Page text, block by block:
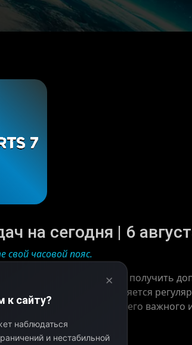
на сегодня | 6
часовой пояс.
«BT Sport 7 HD», а также получить
«BT Sport 7 HD» обновляется
не пропустите ничего важного
×
к сайту?
наблюдаться
и нестабильной